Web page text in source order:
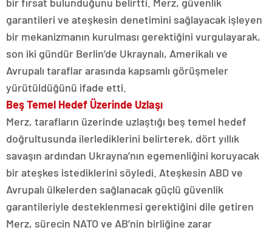
garantileri ve ateşkesin denetimini sağlayacak işleyen
bir mekanizmanın kurulması gerektiğini vurgulayarak,
son iki gündür Berlin’de Ukraynalı, Amerikalı ve
Avrupalı taraflar arasında kapsamlı görüşmeler
yürütüldüğünü ifade etti.
Beş Temel Hedef Üzerinde Uzlaşı
Merz, tarafların üzerinde uzlaştığı beş temel hedef
doğrultusunda ilerlediklerini belirterek, dört yıllık
savaşın ardından Ukrayna’nın egemenliğini koruyacak
bir ateşkes istediklerini söyledi. Ateşkesin ABD ve
Avrupalı ülkelerden sağlanacak güçlü güvenlik
garantileriyle desteklenmesi gerektiğini dile getiren
Merz, sürecin NATO ve AB’nin birliğine zarar